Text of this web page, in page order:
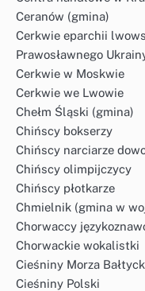
Ceranów (gmina)
Cerkwie eparchii
Prawosławnego
Cerkwie w Moskwie
Cerkwie we Lwowie
Chełm Śląski (gmina)
Chińscy bokserzy
Chińscy narciarze
Chińscy olimpijczycy
Chińscy płotkarze
Chmielnik (gmina w
Chorwaccy
Chorwackie wokalistki
Cieśniny Morza
Cieśniny Polski